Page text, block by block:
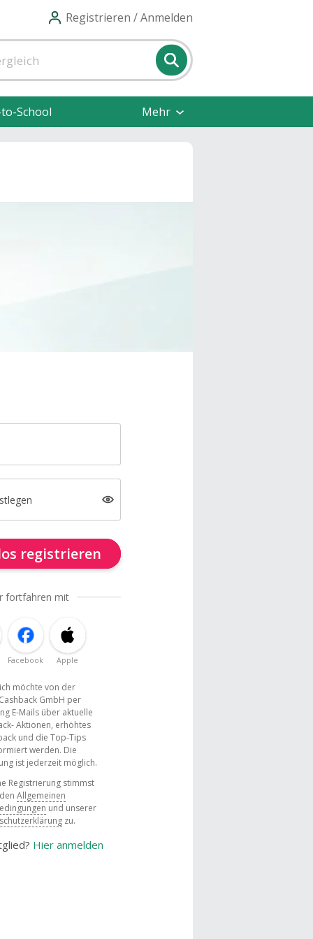
Registrieren / Anmelden
School Mehr
registrieren
fortfahren mit
Facebook Apple
ich möchte von der
GmbH per
E-Mails über aktuelle
Aktionen, erhöhtes
und die Top-Tips
werden. Die
ist jederzeit möglich.
Registrierung stimmst
Allgemeinen
und unserer
zu.
Hier anmelden